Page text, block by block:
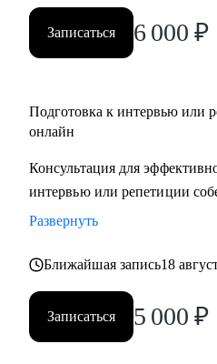
вами.
Записаться
6 000 ₽
Подготовка к интервью или
онлайн
Консультация для
интервью или репетиции
Развернуть
Ближайшая запись18
Записаться 5 000 ₽